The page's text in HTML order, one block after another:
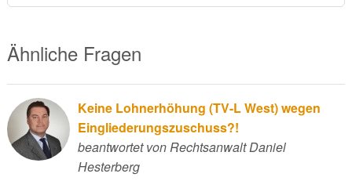
Ähnliche Fragen
Keine Lohnerhöhung (TV-L West) wegen
Eingliederungszuschuss?!
beantwortet von Rechtsanwalt Daniel
Hesterberg